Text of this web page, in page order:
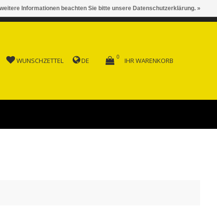
AB FR. 150.00
WUNSCHZETTEL DE IHR WARENKORB
0
Informationen beachten Sie bitte unsere Datenschutzerklärung. »